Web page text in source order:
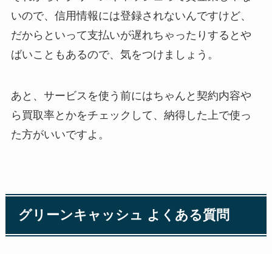
いので、信用情報には登録されないんですけど、
だからといって支払いが遅れちゃったりするとや
ばいこともあるので、気をつけましょう。
あと、サービスを使う前にはちゃんと契約内容や
ら買取率とかをチェックして、納得した上で使っ
た方がいいですよ。
グリーンキャッシュ よくある質問